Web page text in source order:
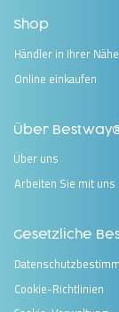
Shop
Händler in Ihrer Nähe
Online einkaufen
Über
Über uns
Arbeiten Sie mit uns
Gesetzliche
Cookie-Richtlinien